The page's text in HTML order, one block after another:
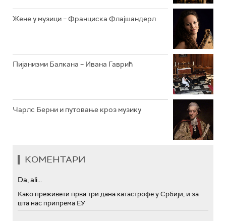
Жене у музици – Франциска Флајшандерл
Пијанизми Балкана – Ивана Гаврић
Чарлс Берни и путовање кроз музику
КОМЕНТАРИ
Da, ali...
Како преживети прва три дана катастрофе у Србији, и за
шта нас припрема ЕУ